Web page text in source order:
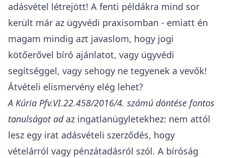
adásvétel létrejött! A fenti példákra mind sor
került már az ügyvédi praxisomban - emiatt én
magam mindig azt javaslom, hogy jogi
kötőerővel bíró ajánlatot, vagy ügyvédi
segítséggel, vagy sehogy ne tegyenek a vevők!
Átvételi elismervény elég lehet?
A Kúria Pfv.VI.22.458/2016/4. számú döntése fontos
tanulságot adaz ingatlanügyletekhez: nem attól
lesz egy irat adásvételi szerződés, hogy
vételárról vagy pénzátadásról szól. A bíróság